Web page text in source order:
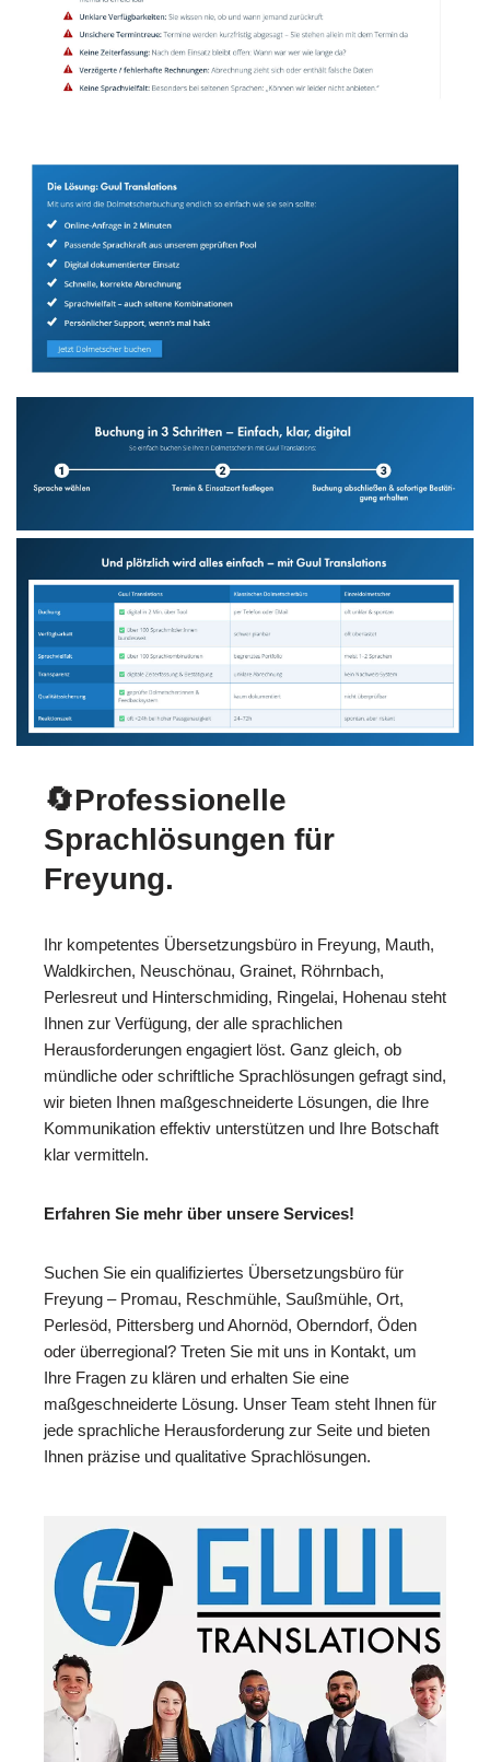
🔄Professionelle
Sprachlösungen für
Freyung.
Ihr kompetentes Übersetzungsbüro in Freyung, Mauth,
Waldkirchen, Neuschönau, Grainet, Röhrnbach,
Perlesreut und Hinterschmiding, Ringelai, Hohenau steht
Ihnen zur Verfügung, der alle sprachlichen
Herausforderungen engagiert löst. Ganz gleich, ob
mündliche oder schriftliche Sprachlösungen gefragt sind,
wir bieten Ihnen maßgeschneiderte Lösungen, die Ihre
Kommunikation effektiv unterstützen und Ihre Botschaft
klar vermitteln.
Erfahren Sie mehr über unsere Services!
Suchen Sie ein qualifiziertes Übersetzungsbüro für
Freyung – Promau, Reschmühle, Saußmühle, Ort,
Perlesöd, Pittersberg und Ahornöd, Oberndorf, Öden
oder überregional? Treten Sie mit uns in Kontakt, um
Ihre Fragen zu klären und erhalten Sie eine
maßgeschneiderte Lösung. Unser Team steht Ihnen für
jede sprachliche Herausforderung zur Seite und bieten
Ihnen präzise und qualitative Sprachlösungen.